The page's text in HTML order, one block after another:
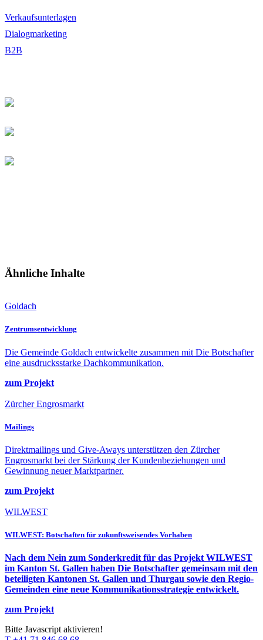
Verkaufsunterlagen
Dialogmarketing
B2B
Ähnliche Inhalte
Goldach
Zentrums­entwicklung
Die Gemeinde Goldach entwickelte zusammen mit Die Botschafter
eine ausdrucksstarke Dachkommunikation.
zum Projekt
Zürcher Engrosmarkt
Mailings
Direktmailings und Give-Aways unterstützen den Zürcher
Engrosmarkt bei der Stärkung der Kundenbeziehungen und
Gewinnung neuer Marktpartner.
zum Projekt
WILWEST
WILWEST: Botschaften für zukunftsweisendes Vorhaben
Nach dem Nein zum Sonderkredit für das Projekt WILWEST
im Kanton St. Gallen haben Die Botschafter gemeinsam mit den
beteiligten Kantonen St. Gallen und Thurgau sowie den Regio-
Gemeinden eine neue Kommunikationsstrategie entwickelt.
zum Projekt
Bitte Javascript aktivieren!